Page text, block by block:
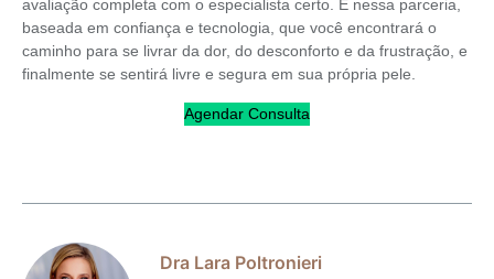
avaliação completa com o especialista certo. É nessa parceria,
baseada em confiança e tecnologia, que você encontrará o
caminho para se livrar da dor, do desconforto e da frustração, e
finalmente se sentirá livre e segura em sua própria pele.
Agendar Consulta
Dra Lara Poltronieri